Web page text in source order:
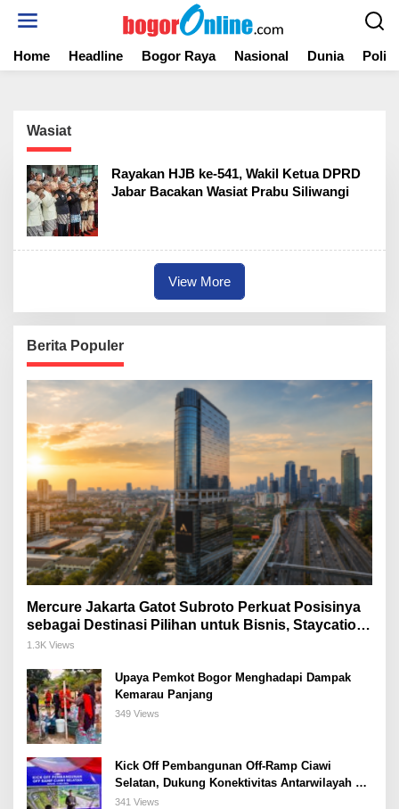
t
Home Headline Bogor Raya Nasional Dunia
Wasiat
Rayakan HJB ke-541, Wakil Ketua DPRD
Jabar Bacakan Wasiat Prabu Siliwangi
View More
Berita Populer
Mercure Jakarta Gatot Subroto Perkuat Posisinya
sebagai Destinasi Pilihan untuk Bisnis, Staycation,
Meeting, dan Kuliner di Jakarta Selatan
1.3K Views
Upaya Pemkot Bogor Menghadapi Dampak
Kemarau Panjang
349 Views
Kick Off Pembangunan Off-Ramp Ciawi
Selatan, Dukung Konektivitas Antarwilayah di
Bogor Selatan
341 Views